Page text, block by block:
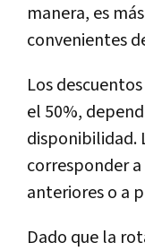
manera, es
convenientes
Los
el 50%,
disponibilidad.
corresponder
anteriores o a
Dado que la